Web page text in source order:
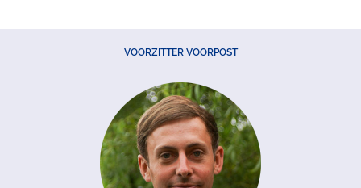
VOORZITTER VOORPOST